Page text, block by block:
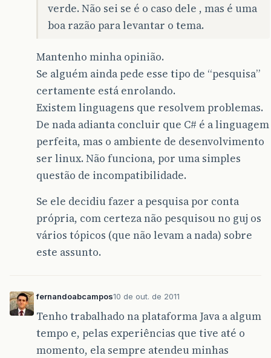
verde. Não sei se é o caso dele , mas é uma
boa razão para levantar o tema.
Mantenho minha opinião.
Se alguém ainda pede esse tipo de “pesquisa”
certamente está enrolando.
Existem linguagens que resolvem problemas.
De nada adianta concluir que C# é a linguagem
perfeita, mas o ambiente de desenvolvimento
ser linux. Não funciona, por uma simples
questão de incompatibilidade.
Se ele decidiu fazer a pesquisa por conta
própria, com certeza não pesquisou no guj os
vários tópicos (que não levam a nada) sobre
este assunto.
fernandoabcampos10 de out. de 2011
Tenho trabalhado na plataforma Java a algum
tempo e, pelas experiências que tive até o
momento, ela sempre atendeu minhas